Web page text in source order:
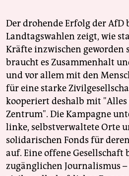
Der drohende Erfolg der AfD
Landtagswahlen zeigt, wie
Kräfte inzwischen geworden
braucht es Zusammenhalt
und vor allem mit den
für eine starke
kooperiert deshalb mit
Zentrum". Die Kampagne
linke, selbstverwaltete Orte
solidarischen Fonds für
auf. Eine offene
zugänglichen Journalismus